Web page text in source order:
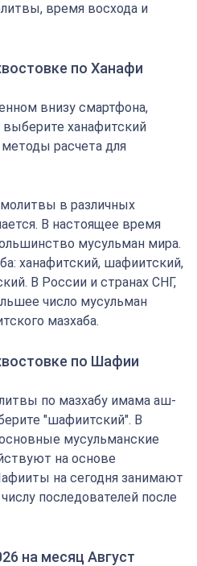
время восхода и
по Ханафи
внизу смартфона,
ханафитский
расчета для
в различных
В настоящее время
мусульман мира.
ханафитский, шафиитский,
В России и странах СНГ,
число мусульман
мазхаба.
по Шафии
по мазхабу имама аш-
"шафиитский". В
мусульманские
на основе
на сегодня занимают
последователей после
на месяц Август